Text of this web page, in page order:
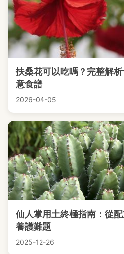
扶桑花可以吃嗎？完整解
意食譜
2026-04-05
仙人掌用土終極指南：從
養護難題
2025-12-26